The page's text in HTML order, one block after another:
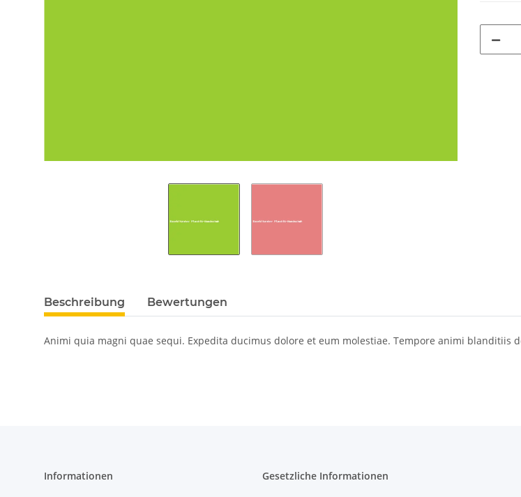
Beschreibung Bewertungen
Animi quia magni quae sequi. Expedita ducimus dolore et eum molestiae. Tempore animi blanditiis
Informationen Gesetzliche Informationen